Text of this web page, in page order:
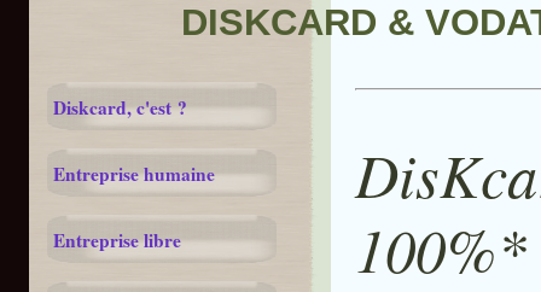
DISKCARD &
Diskcard, c'est ?
Entreprise humaine
Entreprise libre